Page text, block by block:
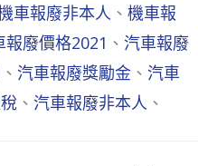
車報廢非本人 、 機車報
報廢價格2021 、 汽車報廢
、 汽車報廢獎勵金 、 汽車
、 汽車報廢非本人 、